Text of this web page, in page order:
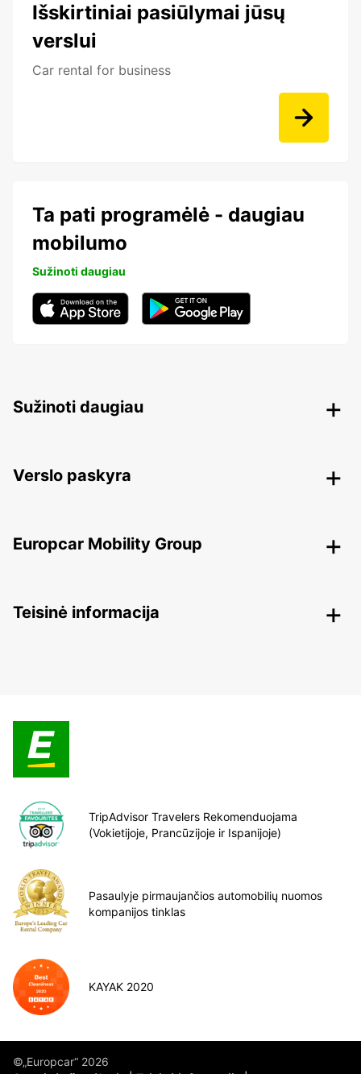
Išskirtiniai pasiūlymai jūsų
verslui
Car rental for business
Ta pati programėlė - daugiau
mobilumo
Sužinoti daugiau
Sužinoti daugiau
Verslo paskyra
Europcar Mobility Group
Teisinė informacija
TripAdvisor Travelers Rekomenduojama
(Vokietijoje, Prancūzijoje ir Ispanijoje)
Pasaulyje pirmaujančios automobilių nuomos
kompanijos tinklas
KAYAK 2020
©„Europcar“ 2026